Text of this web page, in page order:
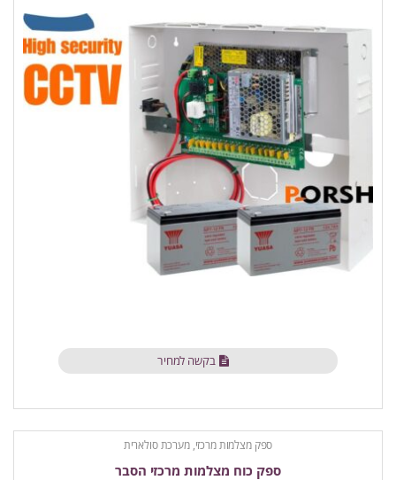
בקשה למחיר
ספק מצלמות מרכזי, מערכת סולארית
ספק כוח מצלמות מרכזי הסבר